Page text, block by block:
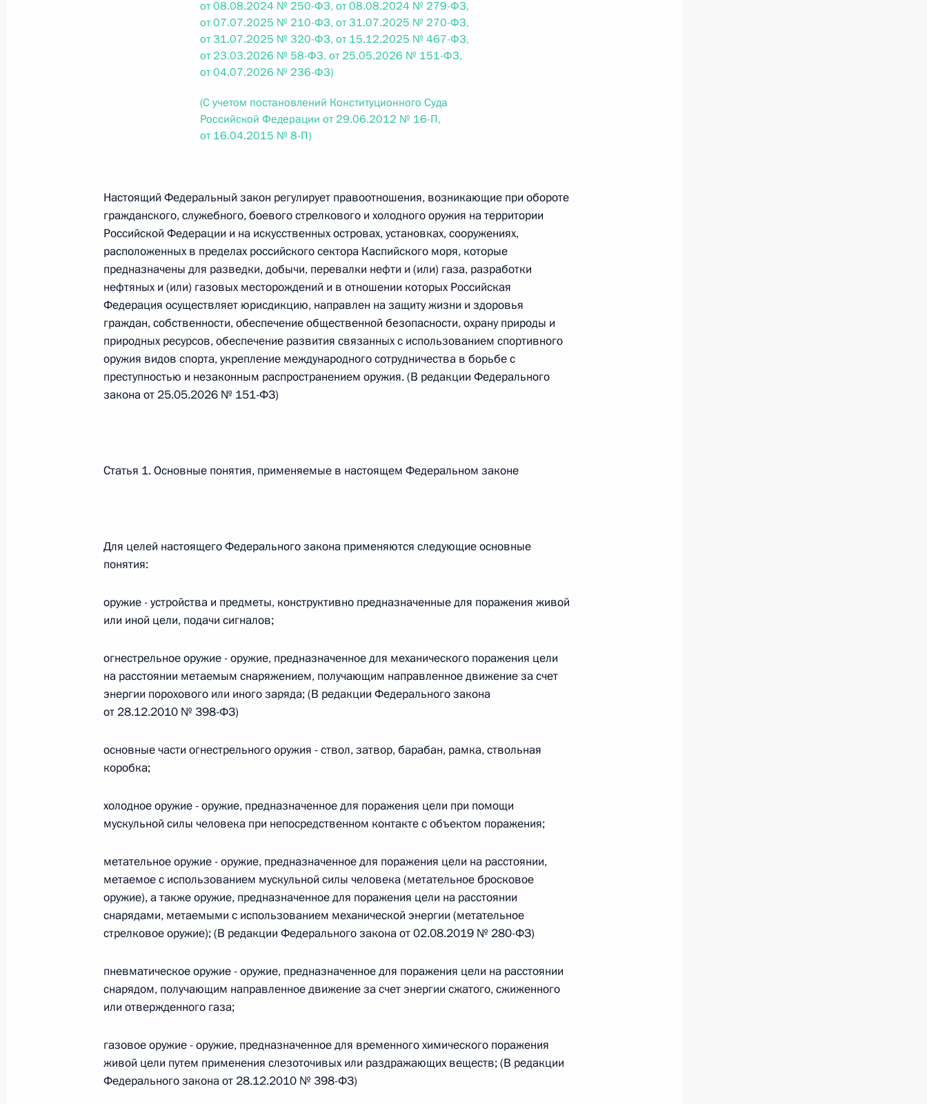
Федеральный закон от 26.07.2026 г. № 251-ФЗ
О внесении изменений в Уголовный кодекс Российской Федерации и статьи 31 и 151 Уголовно-
процессуального кодекса Российской Федерации
Федеральный закон от 26.07.2026 г. № 264-ФЗ
О внесении изменений в статью 13–2 Федерального закона «Об актах гражданского состояния»
и признании утратившим силу пункта 1 части 13 статьи 3 Федерального закона «О внесении
изменений в Федеральный закон „Об актах гражданского состояния“
26 июля 2026 года
Федеральный закон от 26.07.2026 г. № 270-ФЗ
О внесении изменения в статью 10 Федерального закона «Об автономных учреждениях»
26 июля 2026 года
О ратификации Соглашения между Правительством Российской Федерации и Кабинетом
О внесении изменений в Кодекс внутреннего водного транспорта Российской Федерации и статью 1
Федерального закона «Об обеспечении единства измерений»
Федеральный закон от 26.07.2026 г. № 250-ФЗ
26 июля 2026 года
Федеральный закон от 26.07.2026 г. № 266-ФЗ
Федеральный закон от 26.07.2026 г. № 247-ФЗ
правонарушениях
26 июля 2026 года
Федеральный закон от 26.07.2026 г. № 245-ФЗ
О ратификации Соглашения между Правительством Российской Федерации и Правительством
от 08.08.2024 № 250-ФЗ, от 08.08.2024 № 279-ФЗ,
от 07.07.2025 № 210-ФЗ, от 31.07.2025 № 270-ФЗ,
от 31.07.2025 № 320-ФЗ, от 15.12.2025 № 467-ФЗ,
от 23.03.2026 № 58-ФЗ, от 25.05.2026 № 151-ФЗ,
от 04.07.2026 № 236-ФЗ)
(С учетом постановлений Конституционного Суда
Российской Федерации от 29.06.2012 № 16-П,
от 16.04.2015 № 8-П)
Настоящий Федеральный закон регулирует правоотношения, возникающие при обороте
гражданского, служебного, боевого стрелкового и холодного оружия на территории
Российской Федерации и на искусственных островах, установках, сооружениях,
расположенных в пределах российского сектора Каспийского моря, которые
предназначены для разведки, добычи, перевалки нефти и (или) газа, разработки
нефтяных и (или) газовых месторождений и в отношении которых Российская
Федерация осуществляет юрисдикцию, направлен на защиту жизни и здоровья
граждан, собственности, обеспечение общественной безопасности, охрану природы и
природных ресурсов, обеспечение развития связанных с использованием спортивного
оружия видов спорта, укрепление международного сотрудничества в борьбе с
преступностью и незаконным распространением оружия. (В редакции Федерального
закона от 25.05.2026 № 151-ФЗ)
Статья 1. Основные понятия, применяемые в настоящем Федеральном законе
Для целей настоящего Федерального закона применяются следующие основные
понятия:
оружие - устройства и предметы, конструктивно предназначенные для поражения живой
или иной цели, подачи сигналов;
огнестрельное оружие - оружие, предназначенное для механического поражения цели
на расстоянии метаемым снаряжением, получающим направленное движение за счет
энергии порохового или иного заряда; (В редакции Федерального закона
от 28.12.2010 № 398-ФЗ)
основные части огнестрельного оружия - ствол, затвор, барабан, рамка, ствольная
коробка;
холодное оружие - оружие, предназначенное для поражения цели при помощи
мускульной силы человека при непосредственном контакте с объектом поражения;
метательное оружие - оружие, предназначенное для поражения цели на расстоянии,
метаемое с использованием мускульной силы человека (метательное бросковое
оружие), а также оружие, предназначенное для поражения цели на расстоянии
снарядами, метаемыми с использованием механической энергии (метательное
стрелковое оружие); (В редакции Федерального закона от 02.08.2019 № 280-ФЗ)
пневматическое оружие - оружие, предназначенное для поражения цели на расстоянии
снарядом, получающим направленное движение за счет энергии сжатого, сжиженного
или отвержденного газа;
газовое оружие - оружие, предназначенное для временного химического поражения
живой цели путем применения слезоточивых или раздражающих веществ; (В редакции
Федерального закона от 28.12.2010 № 398-ФЗ)